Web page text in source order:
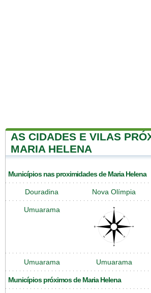
AS CIDADES E VILAS
MARIA HELENA
Municípios nas proximidades de Maria Helena
Douradina Nova Olímpia
Umuarama
Umuarama Umuarama
Municípios próximos de Maria Helena